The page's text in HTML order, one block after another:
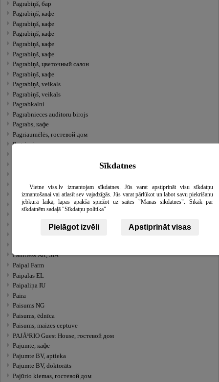
Pagrabiņš, бар
Pagrabiņš, кафе
Pagrabiņš, кафе
Pagrabiņš, кафе
Pagrabiņš, кафе
Pagrabiņš, кафе
Pagrabiņš, цветочный салон
Pagrabiņš, кафе
Pagrabiņš, veikals
Pagrabiņš, veikals
Pagrabkalni
Pagrabnieces auditoru birojs
Pagrabs, кафе
Pagriaumėlės, гостевой дом
Pagrieziens
Paija 1
PAIJA VET, ветеринарная клиника
Paint Eco
Paintball Adventures, veikals
Paintless Art, SIA
Paipal Farm
Paipalas EL
Paipaliņa IU
Paira
Paisums NG
Paisums, ēdnīca
Paisums, maizes ceptuve
PAJÅªRIO Guest House, гостевой дом
Pajumte, кафе
Pajumte BV, aptieka
Pajumte BV, doktorāts
Pajūrio kiemas, гостевой дом
Sīkdatnes
Vietne viss.lv izmantojam sīkdatnes. Jūs varat apstiprināt visu sīkdatņu
izmantošanai vai atlasīt sev vajadzīgās. Jūs varat pārlūkot un labot savu piekrišanu
jebkurā laikā, lapas apakšā spiežot uz saites "Manas sīkdatnes". Sīkāk par
sīkdatnēm sadaļā "Sīkdatņu politika"
Pielāgot izvēli Apstiprināt visas